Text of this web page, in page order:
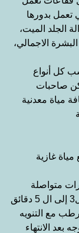
تعمل بدورها
الجلد الميت،
الاجمالي،
كل أنواع
صاحبات
مياة معدنية
غازية
متواصلة
مع التنويه
الانتهاء